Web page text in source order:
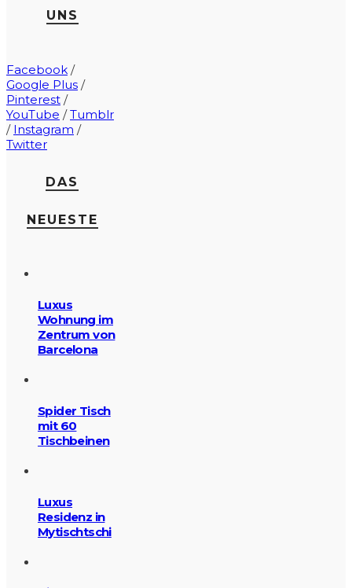
UNS
Facebook /
Google Plus /
Pinterest /
YouTube /Tumblr
/ Instagram /
Twitter
DAS
NEUESTE
Luxus
Wohnung im
Zentrum von
Barcelona
Spider Tisch
mit 60
Tischbeinen
Luxus
Residenz in
Mytischtschi